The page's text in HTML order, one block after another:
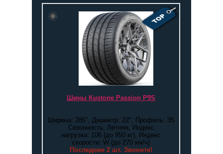
Шины Kustone Passion P9S
Ширина: 285", Диаметр: 22", Профиль: 35
Сезонность: Летняя, Индекс
нагрузки: 106 (до 950 кг), Индекс
скорости: W (до 270 км/ч)
Последние 2 шт. Звоните!